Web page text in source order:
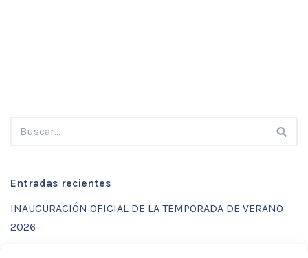
Entradas recientes
INAUGURACIÓN OFICIAL DE LA TEMPORADA DE VERANO
2026